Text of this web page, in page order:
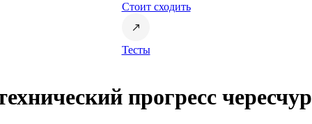
Стоит сходить
Тесты
прогресс